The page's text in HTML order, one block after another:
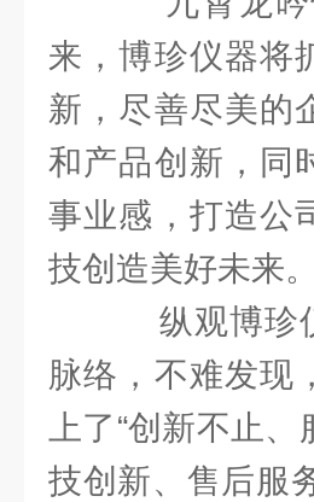
来，博珍仪器将
新，尽善尽美的
和产品创新，同
事业感，打造公
技创造美好未来。
纵观博珍
脉络，不难发现
上了“创新不止
技创新、售后服